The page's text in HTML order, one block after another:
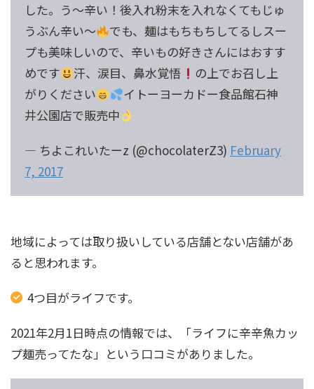
した。う～辛い！後入れ粉末を入れなくてもじゅ
うぶん辛い～
でも、麺はもちもちしてるしスー
プも美味しいので、辛いもの好きさんにはおすす
めです
汗、涙目、鼻水覚悟
の上でお召し上
がりください
イトーヨーカドー食品館石神
井公園店で販売中
— ちよこれいたーz (@chocolaterZ3) February
7, 2017
地域によっては取り扱いしている店舗とない店舗があ
ると思われます。
4つ目がライフです。
2021年2月1日時点の情報では、「ライフに辛辛魚カッ
プ麺売ってたな」という口コミがありました。